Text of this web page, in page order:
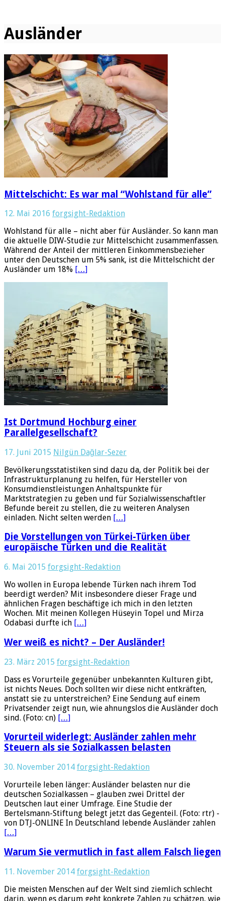
Ausländer
Mittelschicht: Es war mal “Wohlstand für alle”
12. Mai 2016 forgsight-Redaktion
Wohlstand für alle – nicht aber für Ausländer. So kann man
die aktuelle DIW-Studie zur Mittelschicht zusammenfassen.
Während der Anteil der mittleren Einkommensbezieher
unter den Deutschen um 5% sank, ist die Mittelschicht der
Ausländer um 18% […]
Ist Dortmund Hochburg einer
Parallelgesellschaft?
17. Juni 2015 Nilgün Dağlar-Sezer
Bevölkerungsstatistiken sind dazu da, der Politik bei der
Infrastrukturplanung zu helfen, für Hersteller von
Konsumdienstleistungen Anhaltspunkte für
Marktstrategien zu geben und für Sozialwissenschaftler
Befunde bereit zu stellen, die zu weiteren Analysen
einladen. Nicht selten werden […]
Die Vorstellungen von Türkei-Türken über
europäische Türken und die Realität
6. Mai 2015 forgsight-Redaktion
Wo wollen in Europa lebende Türken nach ihrem Tod
beerdigt werden? Mit insbesondere dieser Frage und
ähnlichen Fragen beschäftige ich mich in den letzten
Wochen. Mit meinen Kollegen Hüseyin Topel und Mirza
Odabasi durfte ich […]
Wer weiß es nicht? – Der Ausländer!
23. März 2015 forgsight-Redaktion
Dass es Vorurteile gegenüber unbekannten Kulturen gibt,
ist nichts Neues. Doch sollten wir diese nicht entkräften,
anstatt sie zu unterstreichen? Eine Sendung auf einem
Privatsender zeigt nun, wie ahnungslos die Ausländer doch
sind. (Foto: cn) […]
Vorurteil widerlegt: Ausländer zahlen mehr
Steuern als sie Sozialkassen belasten
30. November 2014 forgsight-Redaktion
Vorurteile leben länger: Ausländer belasten nur die
deutschen Sozialkassen – glauben zwei Drittel der
Deutschen laut einer Umfrage. Eine Studie der
Bertelsmann-Stiftung belegt jetzt das Gegenteil. (Foto: rtr) -
von DTJ-ONLINE In Deutschland lebende Ausländer zahlen
[…]
Warum Sie vermutlich in fast allem Falsch liegen
11. November 2014 forgsight-Redaktion
Die meisten Menschen auf der Welt sind ziemlich schlecht
darin, wenn es darum geht konkrete Zahlen zu schätzen, wie